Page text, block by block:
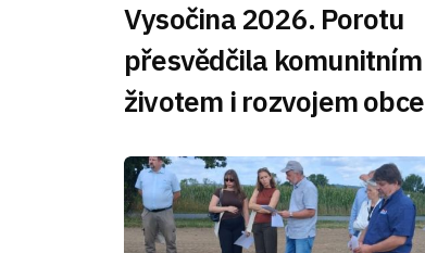
Vysočina 2026. Porotu
přesvědčila komunitním
životem i rozvojem obce